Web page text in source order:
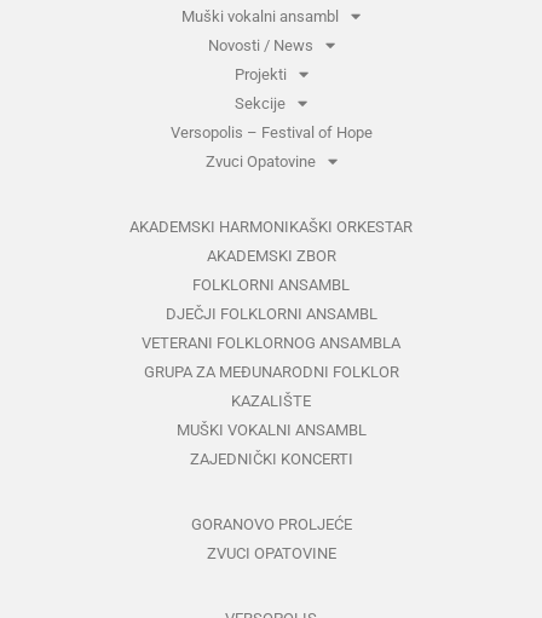
Muški vokalni ansambl
Novosti / News
Projekti
Sekcije
Versopolis – Festival of Hope
Zvuci Opatovine
AKADEMSKI HARMONIKAŠKI ORKESTAR
AKADEMSKI ZBOR
FOLKLORNI ANSAMBL
DJEČJI FOLKLORNI ANSAMBL
VETERANI FOLKLORNOG ANSAMBLA
GRUPA ZA MEĐUNARODNI FOLKLOR
KAZALIŠTE
MUŠKI VOKALNI ANSAMBL
ZAJEDNIČKI KONCERTI
GORANOVO PROLJEĆE
ZVUCI OPATOVINE